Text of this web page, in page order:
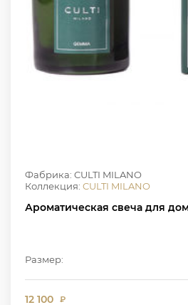
Фабрика: CULTI MILANO
Коллекция: CULTI MILANO
Ароматическая свеча для
Размер:
12 100 ₽